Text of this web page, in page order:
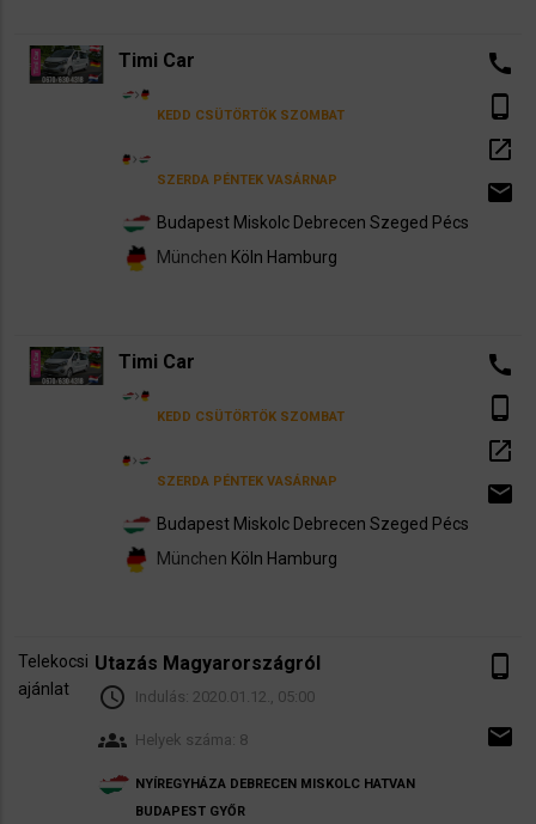
Timi Car
KEDD CSÜTÖRTÖK SZOMBAT
SZERDA PÉNTEK VASÁRNAP
Budapest Miskolc Debrecen Szeged Pécs
München Köln Hamburg
call
phone_android
open_in_new
email
Timi Car
KEDD CSÜTÖRTÖK SZOMBAT
SZERDA PÉNTEK VASÁRNAP
Budapest Miskolc Debrecen Szeged Pécs
München Köln Hamburg
call
phone_android
open_in_new
email
Telekocsi
ajánlat
Utazás Magyarországról
schedule Indulás: 2020.01.12., 05:00
groups Helyek száma: 8
NYÍREGYHÁZA DEBRECEN MISKOLC HATVAN
BUDAPEST GYŐR
phone_android
email